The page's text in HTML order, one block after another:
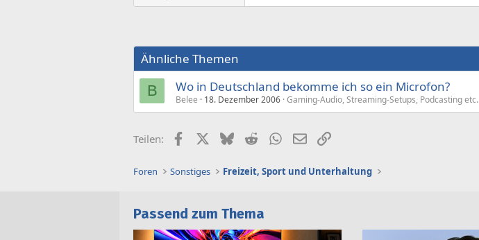
Ähnliche Themen
B Wo in Deutschland bekomme ich so ein Microfon?
Belee 18. Dezember 2006 Gaming-Audio, Streaming-Setups, Podcasting etc.
Teilen: FacebookX (Twitter)
BlueskyRedditWhatsApp
E-MailLink
Foren Sonstiges Freizeit, Sport und Unterhaltung
Passend zum Thema